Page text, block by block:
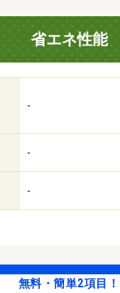
省エネ性能
-
-
-
無料・簡単2項目！